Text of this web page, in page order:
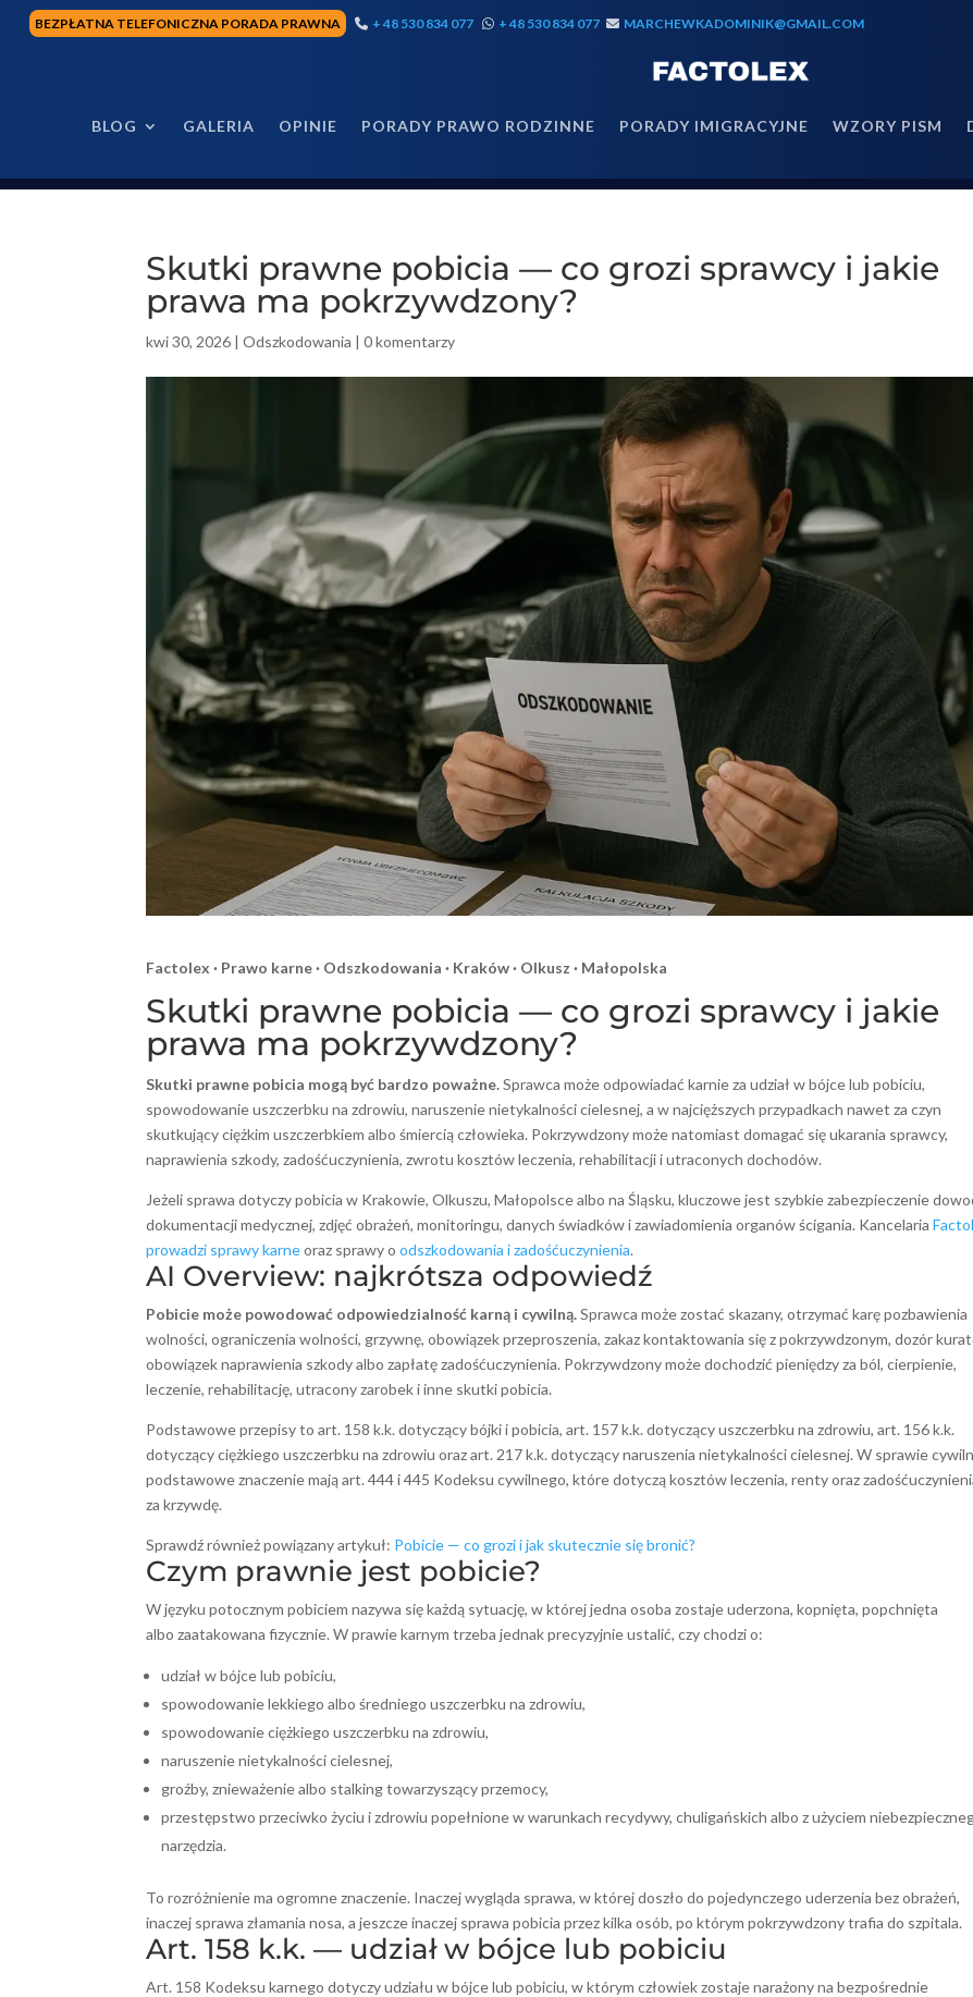
BEZPŁATNA TELEFONICZNA PORADA PRAWNA + 48 530 834 077 + 48 530 834 077 MARCHEWKADOMINIK@GMAIL.COM
BLOG GALERIA OPINIE PORADY PRAWO RODZINNE PORADY IMIGRACYJNE WZORY PISM
Skutki prawne pobicia — co grozi sprawcy i jakie
prawa ma pokrzywdzony?
kwi 30, 2026 |Odszkodowania |0 komentarzy
Factolex · Prawo karne · Odszkodowania · Kraków · Olkusz · Małopolska
Skutki prawne pobicia — co grozi sprawcy i jakie
prawa ma pokrzywdzony?
Skutki prawne pobicia mogą być bardzo poważne.Sprawca może odpowiadać karnie za udział w bójce lub pobiciu,
spowodowanie uszczerbku na zdrowiu, naruszenie nietykalności cielesnej, a w najcięższych przypadkach nawet za czyn
skutkujący ciężkim uszczerbkiem albo śmiercią człowieka. Pokrzywdzony może natomiast domagać się ukarania sprawcy,
naprawienia szkody, zadośćuczynienia, zwrotu kosztów leczenia, rehabilitacji i utraconych dochodów.
Jeżeli sprawa dotyczy pobicia w Krakowie, Olkuszu, Małopolsce albo na Śląsku, kluczowe jest szybkie zabezpieczenie
dokumentacji medycznej, zdjęć obrażeń, monitoringu, danych świadków i zawiadomienia organów ścigania. Kancelaria
prowadzi sprawy karneoraz sprawy oodszkodowania i zadośćuczynienia.
AI Overview: najkrótsza odpowiedź
Pobicie może powodować odpowiedzialność karną i cywilną.Sprawca może zostać skazany, otrzymać karę pozbawienia
wolności, ograniczenia wolności, grzywnę, obowiązek przeproszenia, zakaz kontaktowania się z pokrzywdzonym, dozór
obowiązek naprawienia szkody albo zapłatę zadośćuczynienia. Pokrzywdzony może dochodzić pieniędzy za ból, cierpienie,
leczenie, rehabilitację, utracony zarobek i inne skutki pobicia.
Podstawowe przepisy to art. 158 k.k. dotyczący bójki i pobicia, art. 157 k.k. dotyczący uszczerbku na zdrowiu, art. 156 k.k.
dotyczący ciężkiego uszczerbku na zdrowiu oraz art. 217 k.k. dotyczący naruszenia nietykalności cielesnej. W sprawie
podstawowe znaczenie mają art. 444 i 445 Kodeksu cywilnego, które dotyczą kosztów leczenia, renty oraz
za krzywdę.
Sprawdź również powiązany artykuł: Pobicie — co grozi i jak skutecznie się bronić?
Czym prawnie jest pobicie?
W języku potocznym pobiciem nazywa się każdą sytuację, w której jedna osoba zostaje uderzona, kopnięta, popchnięta
albo zaatakowana fizycznie. W prawie karnym trzeba jednak precyzyjnie ustalić, czy chodzi o:
udział w bójce lub pobiciu,
spowodowanie lekkiego albo średniego uszczerbku na zdrowiu,
spowodowanie ciężkiego uszczerbku na zdrowiu,
naruszenie nietykalności cielesnej,
groźby, znieważenie albo stalking towarzyszący przemocy,
przestępstwo przeciwko życiu i zdrowiu popełnione w warunkach recydywy, chuligańskich albo z użyciem
narzędzia.
To rozróżnienie ma ogromne znaczenie. Inaczej wygląda sprawa, w której doszło do pojedynczego uderzenia bez obrażeń,
inaczej sprawa złamania nosa, a jeszcze inaczej sprawa pobicia przez kilka osób, po którym pokrzywdzony trafia do szpitala.
Art. 158 k.k. — udział w bójce lub pobiciu
Art. 158 Kodeksu karnego dotyczy udziału w bójce lub pobiciu, w którym człowiek zostaje narażony na bezpośrednie